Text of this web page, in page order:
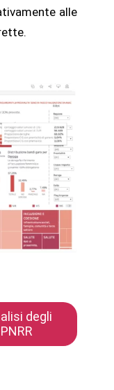
alle
degli